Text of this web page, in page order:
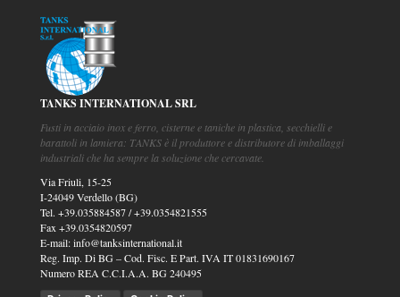
TANKS INTERNATIONAL SRL
Fusti in acciaio inox e ferro, cisterne e taniche in plastica, secchielli e
barattoli in lamiera: TANKS è il produttore e distributore di imballaggi
industriali che ha sempre la soluzione che cercavate.
Via Friuli, 15-25
I-24049 Verdello (BG)
Tel. +39.035884587/+39.0354821555
Fax+39.0354820597
E-mail:info@tanksinternational.it
Reg. Imp. Di BG – Cod. Fisc. E Part. IVA IT 01831690167
Numero REA C.C.I.A.A. BG 240495